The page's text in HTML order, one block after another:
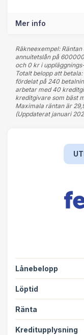
Mer info
Räkneexempel:
annuitetslån på
och 0 kr i
Totalt belopp att
fördelat på 240
arbetar med 40
kreditgivare som bäst
Maximala räntan är
(Uppdaterat januari
Lånebelopp
Löptid
Ränta
Kreditupplysning